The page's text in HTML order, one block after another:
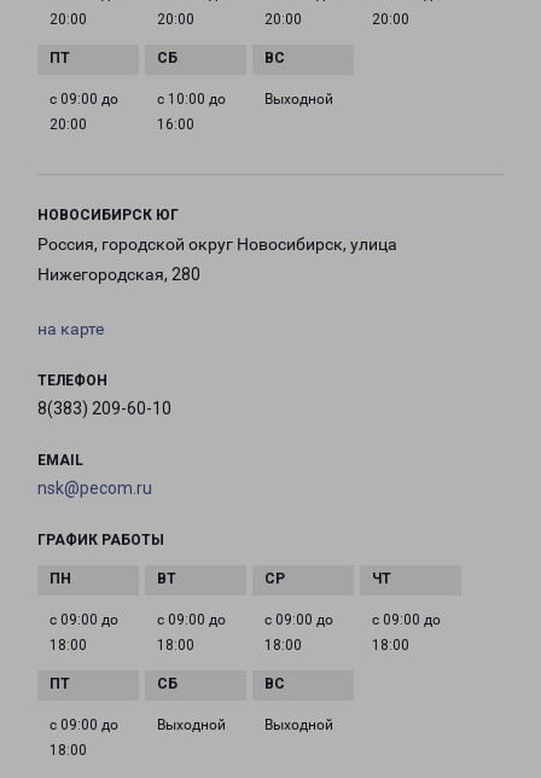
20:00
20:00
20:00
20:00
с 09:00 до
20:00
с 10:00 до
16:00
Выходной
НОВОСИБИРСК ЮГ
Россия, городской округ Новосибирск, улица
Нижегородская, 280
на карте
ТЕЛЕФОН
8(383) 209-60-10
EMAIL
nsk@pecom.ru
ГРАФИК РАБОТЫ
с 09:00 до
18:00
с 09:00 до
18:00
с 09:00 до
18:00
с 09:00 до
18:00
с 09:00 до
18:00
Выходной Выходной